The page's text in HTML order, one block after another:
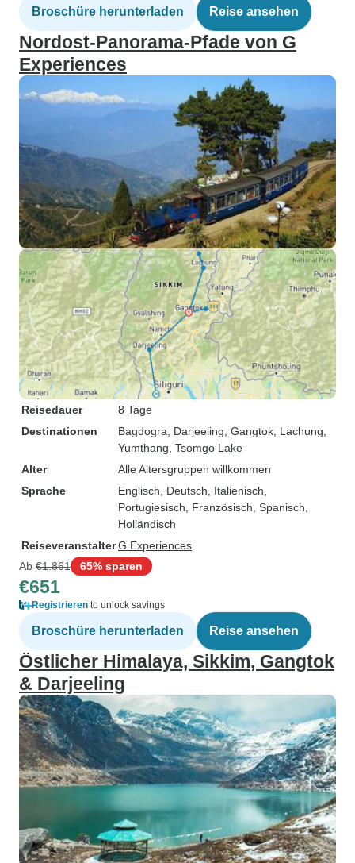
Broschüre herunterladen Reise ansehen
Nordost-Panorama-Pfade von G
Experiences
Reisedauer
8 Tage
Destinationen
Bagdogra , Darjeeling , Gangtok , Lachung
Yumthang , Tsomgo Lake
Alter
Alle Altersgruppen willkommen
Sprache
Englisch, Deutsch, Italienisch,
Portugiesisch, Französisch, Spanisch,
Holländisch
ReiseveranstalterG Experiences
Ab €1.861 65% sparen
€651
Registrieren to unlock savings
Broschüre herunterladen Reise ansehen
Östlicher Himalaya, Sikkim, Gangtok
& Darjeeling